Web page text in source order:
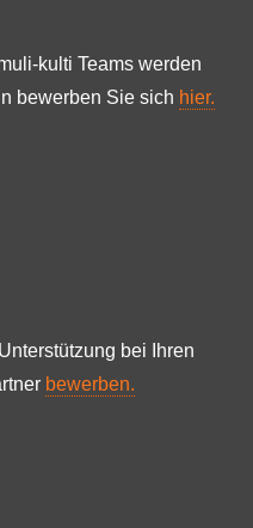
kulti Teams werden
bewerben Sie sich hier.
bei Ihren
bewerben.